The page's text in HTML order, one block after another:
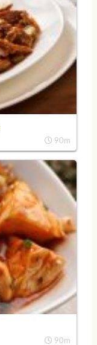
90m
90m